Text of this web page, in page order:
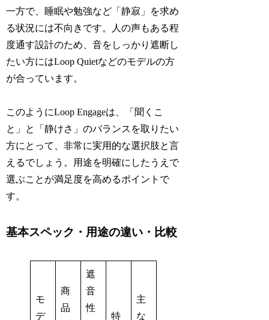
一方で、睡眠や勉強など「静寂」を求め
る状況には不向きです。人の声もある程
度通す設計のため、音をしっかり遮断し
たい方にはLoop Quietなどのモデルの方
が合っています。
このようにLoop Engageは、「聞くこ
と」と「静けさ」のバランスを取りたい
方にとって、非常に実用的な選択肢と言
えるでしょう。用途を明確にしたうえで
選ぶことが満足度を高めるポイントで
す。
基本スペック・用途の違い・比較
モ
デ
商
品
遮
音
性
特
主
な